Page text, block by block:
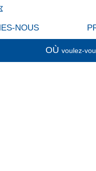
NOUS
OÙ voulez-